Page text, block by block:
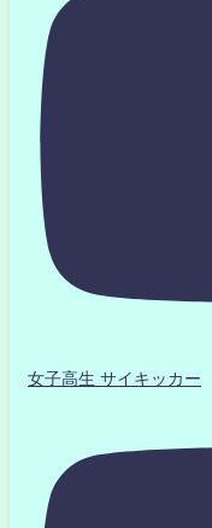
女子高生 サイキッカー